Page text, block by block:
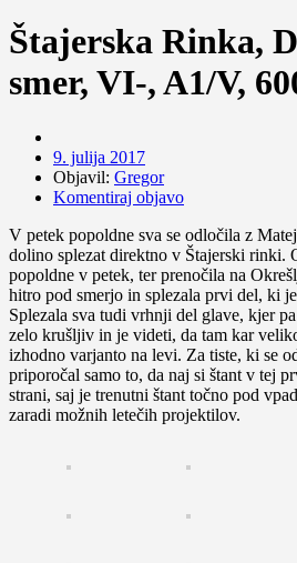
Štajerska Rinka,
smer, VI-, A1/V,
9. julija 2017
Objavil: Gregor
Komentiraj objavo
V petek popoldne sva se odločila z
dolino splezat direktno v Štajerski rinki.
popoldne v petek, ter prenočila na
hitro pod smerjo in splezala prvi del, ki
Splezala sva tudi vrhnji del glave, kjer
zelo krušljiv in je videti, da tam kar
izhodno varjanto na levi. Za tiste, ki se
priporočal samo to, da naj si štant v tej
strani, saj je trenutni štant točno pod
zaradi možnih letečih projektilov.